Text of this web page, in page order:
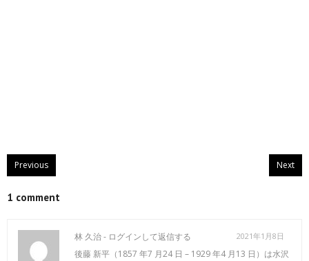
Previous Next
1 comment
林 久治 - ログインして返信する 2021年1月8日
後藤 新平（1857 年7 月24 日 – 1929 年4 月13 日）は水沢